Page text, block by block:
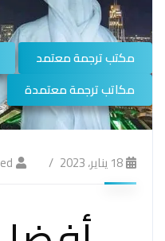
مكتب ترجمة معتمد
مكاتب ترجمة معتمدة
18 يناير، 2023